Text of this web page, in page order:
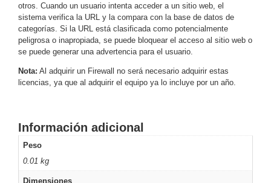
Inalámbricas
Cámaras
y DVRs
HD
TurboHD
/ AHD /
HD-TVI
/ Eyeball /
TurretEspecialesLente
-
otros. Cuando un usuario intenta acceder a un sitio web, el
sistema verifica la URL y la compara con la base de datos de
categorías. Si la URL está clasificada como potencialmente
peligrosa o inapropiada, se puede bloquear el acceso al sitio web o
se puede generar una advertencia para el usuario.
Nota: Al adquirir un Firewall no será necesario adquirir estas
licencias, ya que al adquirir el equipo ya lo incluye por un año.
Información adicional
Peso
0.01 kg
Dimensiones